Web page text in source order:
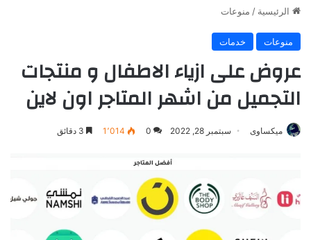
الرئيسية / منوعات
منوعات خدمات
عروض على ازياء الاطفال و منتجات
التجميل من اشهر المتاجر اون لاين
ميكساوى سبتمبر 28, 2022 0 1٬014